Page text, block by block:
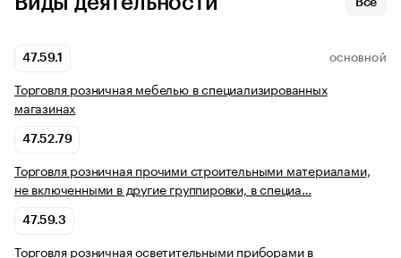
Все
47.59.1 ОСНОВНОЙ
Торговля розничная мебелью в специализированных
магазинах
47.52.79
Торговля розничная прочими строительными материалами,
не включенными в другие группировки, в специа…
47.59.3
Торговля розничная осветительными приборами в